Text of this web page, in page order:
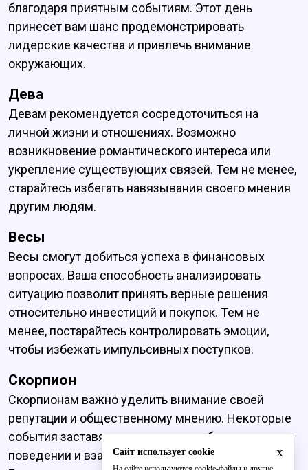
благодаря приятным событиям. Этот день
принесет вам шанс продемонстрировать
лидерские качества и привлечь внимание
окружающих.
Дева
Девам рекомендуется сосредоточиться на
личной жизни и отношениях. Возможно
возникновение романтического интереса или
укрепление существующих связей. Тем не менее,
старайтесь избегать навязывания своего мнения
другим людям.
Весы
Весы смогут добиться успеха в финансовых
вопросах. Ваша способность анализировать
ситуацию позволит принять верные решения
относительно инвестиций и покупок. Тем не
менее, постарайтесь контролировать эмоции,
чтобы избежать импульсивных поступков.
Скорпион
Скорпионам важно уделить внимание своей
репутации и общественному мнению. Некоторые
события заставят задуматься о собственном
поведении и взаимодействии с окружающими.x
Сайт использует cookie